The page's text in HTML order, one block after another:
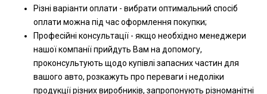
Різні варіанти оплати - вибрати оптимальний спосіб
оплати можна під час оформлення покупки;
Професійні консультації - якщо необхідно менеджери
нашої компанії прийдуть Вам на допомогу,
проконсультують щодо купівлі запасних частин для
вашого авто, розкажуть про переваги і недоліки
продукції різних виробників, запропонують різноманітні